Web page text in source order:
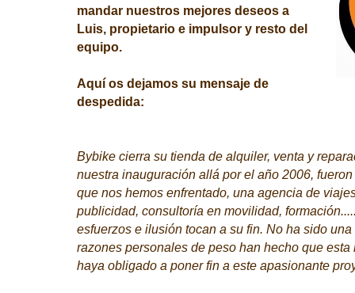
mandar nuestros mejores deseos a
Luis, propietario e impulsor y resto del
equipo.
Aquí os dejamos su mensaje de
despedida:
Bybike cierra su tienda de alquiler, venta y
nuestra inauguración allá por el año 2006,
que nos hemos enfrentado, una agencia de
publicidad, consultoría en movilidad,
esfuerzos e ilusión tocan a su fin. No ha sido
razones personales de peso han hecho que
haya obligado a poner fin a este apasionante